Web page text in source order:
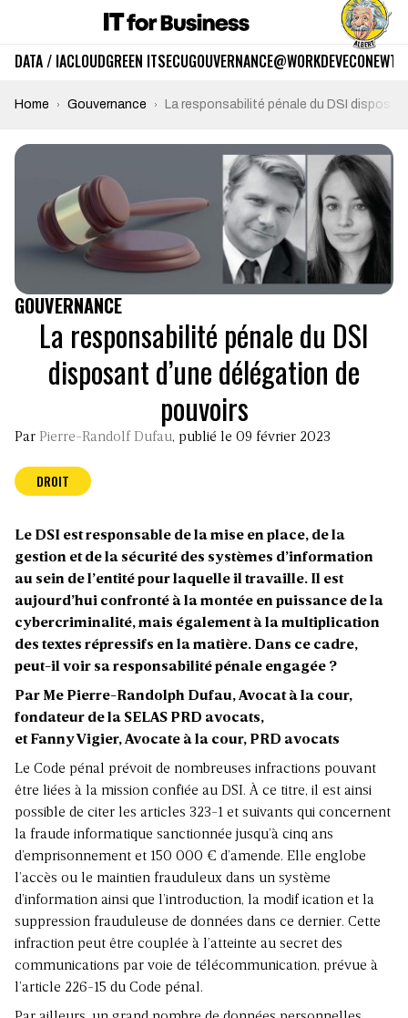
DATA / IACLOUDGREEN ITSECUGOUVERNANCE@WORKDEVECO
Home Gouvernance La responsabilité pénale du DSI
GOUVERNANCE
La responsabilité pénale du DSI
disposant d’une délégation de
pouvoirs
Par Pierre-Randolf Dufau, publié le 09 février 2023
DROIT
Le DSI est responsable de la mise en place, de la
gestion et de la sécurité des systèmes d’information
au sein de l’entité pour laquelle il travaille. Il est
aujourd’hui confronté à la montée en puissance de la
cybercriminalité, mais également à la multiplication
des textes répressifs en la matière. Dans ce cadre,
peut-il voir sa responsabilité pénale engagée ?
Par Me Pierre-Randolph Dufau, Avocat à la cour,
fondateur de la SELAS PRD avocats,
et Fanny Vigier, Avocate à la cour, PRD avocats
Le Code pénal prévoit de nombreuses infractions pouvant
être liées à la mission confiée au DSI. À ce titre, il est ainsi
possible de citer les articles 323-1 et suivants qui concernent
la fraude informatique sanctionnée jusqu’à cinq ans
d’emprisonnement et 150 000 € d’amende. Elle englobe
l’accès ou le maintien frauduleux dans un système
d’information ainsi que l’introduction, la modif ication et la
suppression frauduleuse de données dans ce dernier. Cette
infraction peut être couplée à l’atteinte au secret des
communications par voie de télécommunication, prévue à
l’article 226-15 du Code pénal.